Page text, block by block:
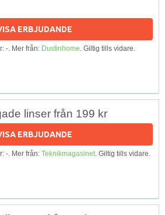
ERBJUDANDE
-. Mer från: Dustinhome. Giltig tills vidare.
linser från 199 kr
ERBJUDANDE
-. Mer från: Teknikmagasinet. Giltig tills vidare.